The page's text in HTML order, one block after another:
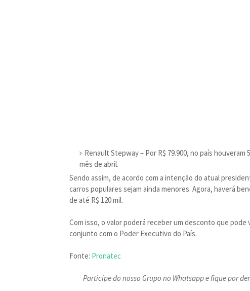
Renault Stepway – Por R$ 79.900, no país
mês de abril.
Sendo assim, de acordo com a intenção do atual
carros populares sejam ainda menores. Agora, haverá
de até R$ 120 mil.
Com isso, o valor poderá receber um desconto que pode
conjunto com o Poder Executivo do País.
Fonte: Pronatec
Participe do nosso Grupo no Whatsapp e fique por